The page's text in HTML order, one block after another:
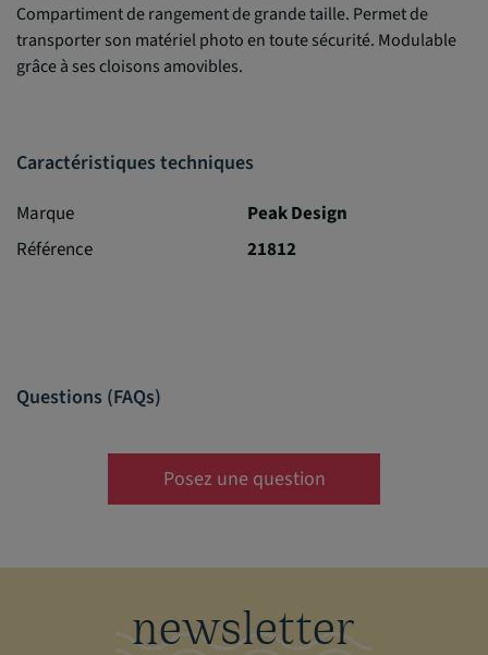
Compartiment de rangement de grande taille. Permet de
transporter son matériel photo en toute sécurité. Modulable
grâce à ses cloisons amovibles.
Caractéristiques techniques
Marque
Peak Design
Référence
21812
Questions (FAQs)
Posez une question
newsletter